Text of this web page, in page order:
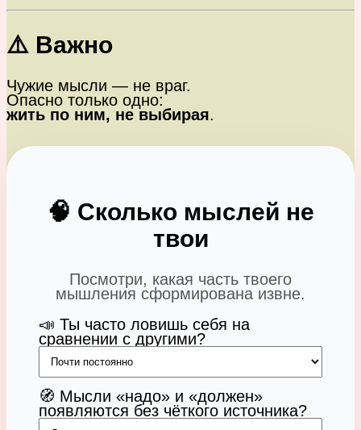
⚠️ Важно
Чужие мысли — не враг.
Опасно только одно:
жить по ним, не выбирая.
🧠 Сколько мыслей не
твои
Посмотри, какая часть твоего
мышления сформирована извне.
📣 Ты часто ловишь себя на
сравнении с другими?
🧭 Мысли «надо» и «должен»
появляются без чёткого источника?